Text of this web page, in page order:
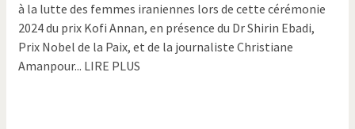
à la lutte des femmes iraniennes lors de cette cérémonie
2024 du prix Kofi Annan, en présence du Dr Shirin Ebadi,
Prix Nobel de la Paix, et de la journaliste Christiane
Amanpour... LIRE PLUS